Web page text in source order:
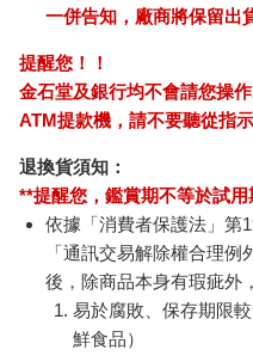
一併告知，廠商將保留出
提醒您！！
金石堂及銀行均不會請您操
ATM提款機，請不要聽從指
退換貨須知：
**提醒您，鑑賞期不等於試
依據「消費者保護法」第
「通訊交易解除權合理
後，除商品本身有瑕疵外
易於腐敗、保存期限
鮮食品）